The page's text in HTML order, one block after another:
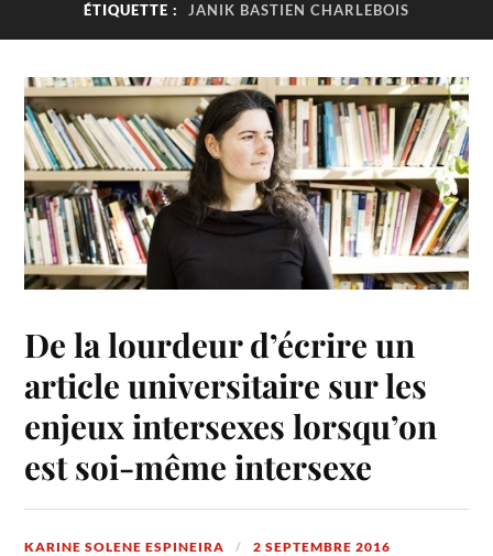
ÉTIQUETTE : JANIK BASTIEN CHARLEBOIS
De la lourdeur d’écrire un
article universitaire sur les
enjeux intersexes lorsqu’on
est soi-même intersexe
KARINE SOLENE ESPINEIRA 2 SEPTEMBRE 2016